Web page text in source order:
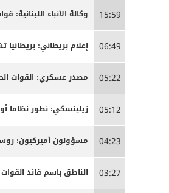
15:59 وكالة الأنباء
06:49 إعلام بريطاني:
05:22 مصدر عسكري: القوات
05:12 زيلينسكي: نطور نظاما
04:23 مسؤولون أميركيون:
03:27 الناطق باسم قائد